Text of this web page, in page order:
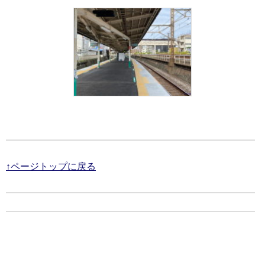
↑ページトップに戻る